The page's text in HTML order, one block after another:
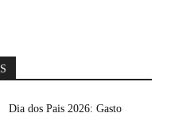
Dia dos Pais 2026: Gasto